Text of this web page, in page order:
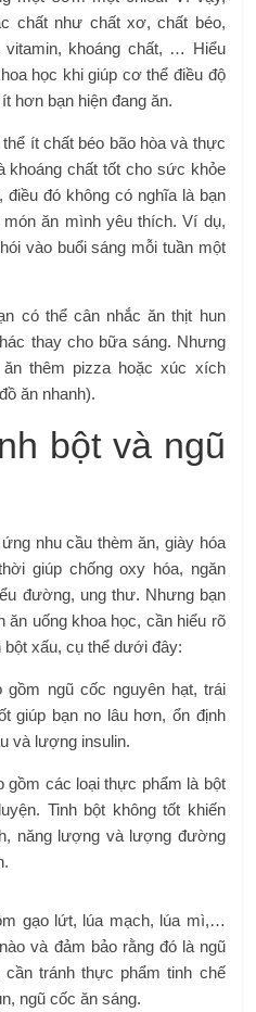
chất như chất xơ, chất béo,
khoáng chất, … Hiểu
học khi giúp cơ thể điều độ
hơn bạn hiện đang ăn.
ít chất béo bão hòa và thực
khoáng chất tốt cho sức khỏe
điều đó không có nghĩa là bạn
ăn mình yêu thích. Ví dụ,
vào buổi sáng mỗi tuần một
có thể cân nhắc ăn thịt hun
thay cho bữa sáng. Nhưng
thêm pizza hoặc xúc xích
ăn nhanh).
bột và ngũ
nhu cầu thèm ăn, giày hóa
giúp chống oxy hóa, ngăn
đường, ung thư. Nhưng bạn
uống khoa học, cần hiểu rõ
bột xấu, cụ thể dưới đây:
gồm ngũ cốc nguyên hạt, trái
giúp bạn no lâu hơn, ổn định
và lượng insulin.
gồm các loại thực phẩm là bột
Tinh bột không tốt khiến
năng lượng và lượng đường
gạo lứt, lúa mạch, lúa mì,…
và đảm bảo rằng đó là ngũ
tránh thực phẩm tinh chế
ngũ cốc ăn sáng.